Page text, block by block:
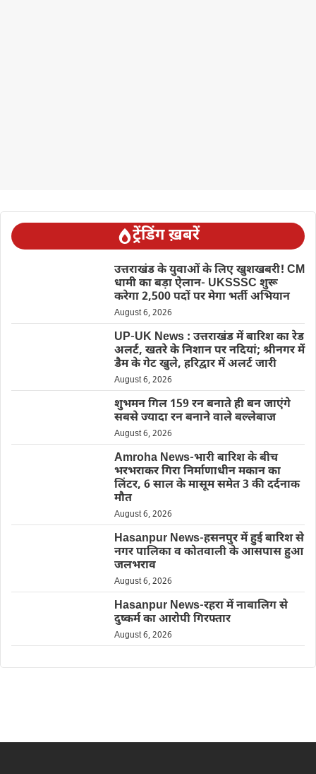
ट्रेंडिंग ख़बरें
उत्तराखंड के युवाओं के लिए खुशखबरी! CM
धामी का बड़ा ऐलान- UKSSSC शुरू
करेगा 2,500 पदों पर मेगा भर्ती अभियान
August 6, 2026
UP-UK News : उत्तराखंड में बारिश का रेड
अलर्ट, खतरे के निशान पर नदियां; श्रीनगर में
डैम के गेट खुले, हरिद्वार में अलर्ट जारी
August 6, 2026
शुभमन गिल 159 रन बनाते ही बन जाएंगे
सबसे ज्यादा रन बनाने वाले बल्लेबाज
August 6, 2026
Amroha News-भारी बारिश के बीच
भरभराकर गिरा निर्माणाधीन मकान का
लिंटर, 6 साल के मासूम समेत 3 की दर्दनाक
मौत
August 6, 2026
Hasanpur News-हसनपुर में हुई बारिश से
नगर पालिका व कोतवाली के आसपास हुआ
जलभराव
August 6, 2026
Hasanpur News-रहरा में नाबालिग से
दुष्कर्म का आरोपी गिरफ्तार
August 6, 2026